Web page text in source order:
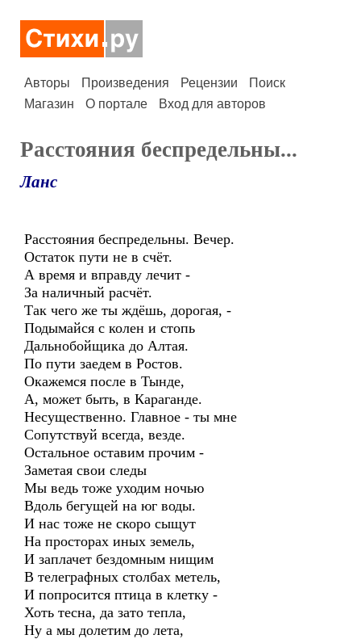
Авторы Произведения Рецензии
Поиск
Магазин
О портале Вход для авторов
Расстояния беспредельны...
Ланс
Расстояния беспредельны. Вечер.
Остаток пути не в счёт.
А время и вправду лечит -
За наличный расчёт.
Так чего же ты ждёшь, дорогая, -
Подымайся с колен и стопь
Дальнобойщика до Алтая.
По пути заедем в Ростов.
Окажемся после в Тынде,
А, может быть, в Караганде.
Несущественно. Главное - ты мне
Сопутствуй всегда, везде.
Остальное оставим прочим -
Заметая свои следы
Мы ведь тоже уходим ночью
Вдоль бегущей на юг воды.
И нас тоже не скоро сыщут
На просторах иных земель,
И заплачет бездомным нищим
В телеграфных столбах метель,
И попросится птица в клетку -
Хоть тесна, да зато тепла,
Ну а мы долетим до лета,